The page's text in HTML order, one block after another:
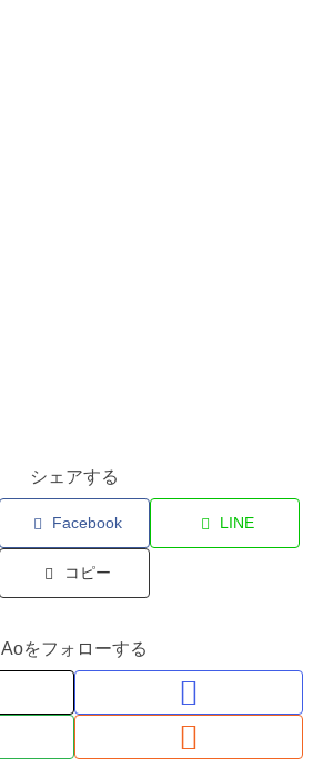
シェアする
Facebook LINE
コピー
Aoをフォローする